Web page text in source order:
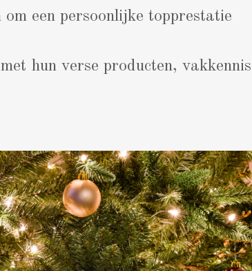
een persoonlijke topprestatie
hun verse producten, vakkennis